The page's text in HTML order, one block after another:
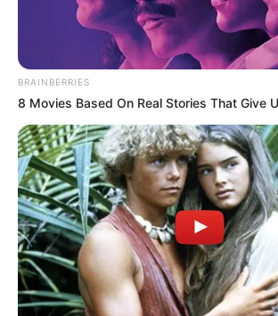
BRAINBERRIES
8 Movies Based On Real Stories That Give